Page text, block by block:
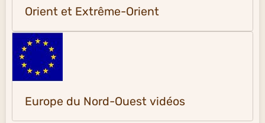
Orient et Extrême-Orient
Europe du Nord-Ouest vidéos